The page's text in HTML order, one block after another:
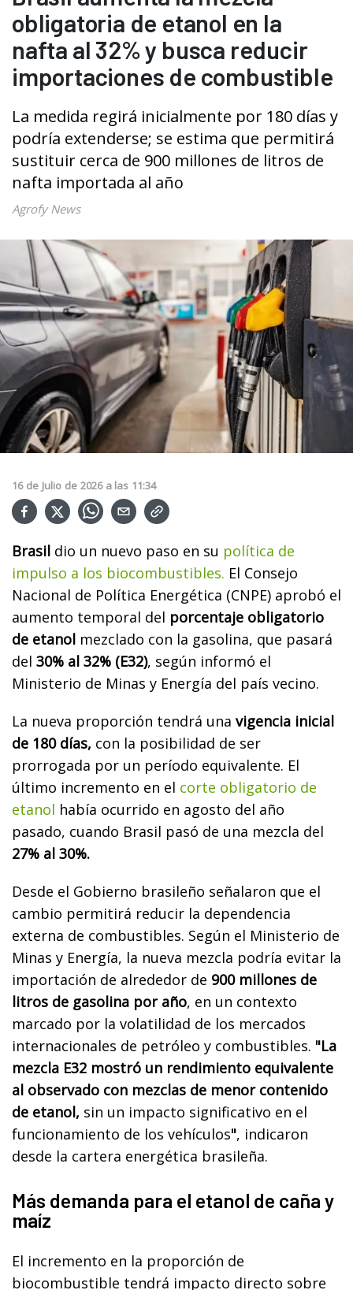
obligatoria de etanol en la
nafta al 32% y busca reducir
importaciones de combustible
La medida regirá inicialmente por 180 días y
podría extenderse; se estima que permitirá
sustituir cerca de 900 millones de litros de
nafta importada al año
Agrofy News
16 de Julio de 2026 a las 11:34
Brasil dio un nuevo paso en su política de
impulso a los biocombustibles. El Consejo
Nacional de Política Energética (CNPE) aprobó el
aumento temporal del porcentaje obligatorio
de etanol mezclado con la gasolina, que pasará
del 30% al 32% (E32), según informó el
Ministerio de Minas y Energía del país vecino.
La nueva proporción tendrá una vigencia inicial
de 180 días, con la posibilidad de ser
prorrogada por un período equivalente. El
último incremento en el corte obligatorio de
etanol había ocurrido en agosto del año
pasado, cuando Brasil pasó de una mezcla del
27% al 30%.
Desde el Gobierno brasileño señalaron que el
cambio permitirá reducir la dependencia
externa de combustibles. Según el Ministerio de
Minas y Energía, la nueva mezcla podría evitar la
importación de alrededor de 900 millones de
litros de gasolina por año, en un contexto
marcado por la volatilidad de los mercados
internacionales de petróleo y combustibles. "La
mezcla E32 mostró un rendimiento equivalente
al observado con mezclas de menor contenido
de etanol, sin un impacto significativo en el
funcionamiento de los vehículos", indicaron
desde la cartera energética brasileña.
Más demanda para el etanol de caña y
maíz
El incremento en la proporción de
biocombustible tendrá impacto directo sobre